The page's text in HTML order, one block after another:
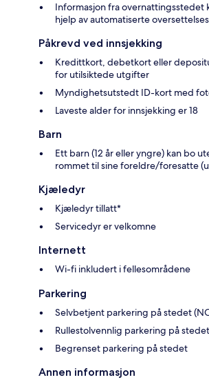
Informasjon fra overnattingsstedet
hjelp av automatiserte
Påkrevd ved innsjekking
Kredittkort, debetkort eller
for utilsiktede utgifter
Myndighetsutstedt ID-kort med
Laveste alder for innsjekking er 18
Barn
Ett barn (12 år eller yngre) kan bo
rommet til sine foreldre/foresatte
Kjæledyr
Kjæledyr tillatt*
Servicedyr er velkomne
Internett
Wi-fi inkludert i fellesområdene
Parkering
Selvbetjent parkering på stedet
Rullestolvennlig parkering på stedet
Begrenset parkering på stedet
Annen informasjon